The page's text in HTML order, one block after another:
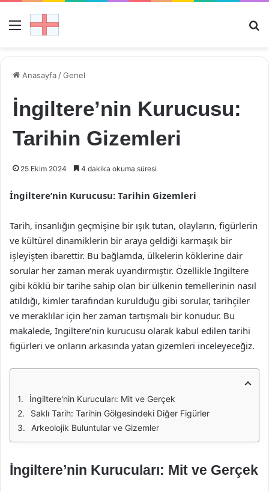
Menü
Anasayfa /Genel
İngiltere’nin Kurucusu:
Tarihin Gizemleri
25 Ekim 2024 4 dakika okuma süresi
İngiltere’nin Kurucusu: Tarihin Gizemleri
Tarih, insanlığın geçmişine bir ışık tutan, olayların, figürlerin
ve kültürel dinamiklerin bir araya geldiği karmaşık bir
işleyişten ibarettir. Bu bağlamda, ülkelerin köklerine dair
sorular her zaman merak uyandırmıştır. Özellikle İngiltere
gibi köklü bir tarihe sahip olan bir ülkenin temellerinin nasıl
atıldığı, kimler tarafından kurulduğu gibi sorular, tarihçiler
ve meraklılar için her zaman tartışmalı bir konudur. Bu
makalede, İngiltere’nin kurucusu olarak kabul edilen tarihi
figürleri ve onların arkasında yatan gizemleri inceleyeceğiz.
İngiltere'nin Kurucuları: Mit ve Gerçek
Saklı Tarih: Tarihin Gölgesindeki Diğer Figürler
Arkeolojik Buluntular ve Gizemler
İngiltere’nin Kurucuları: Mit ve Gerçek